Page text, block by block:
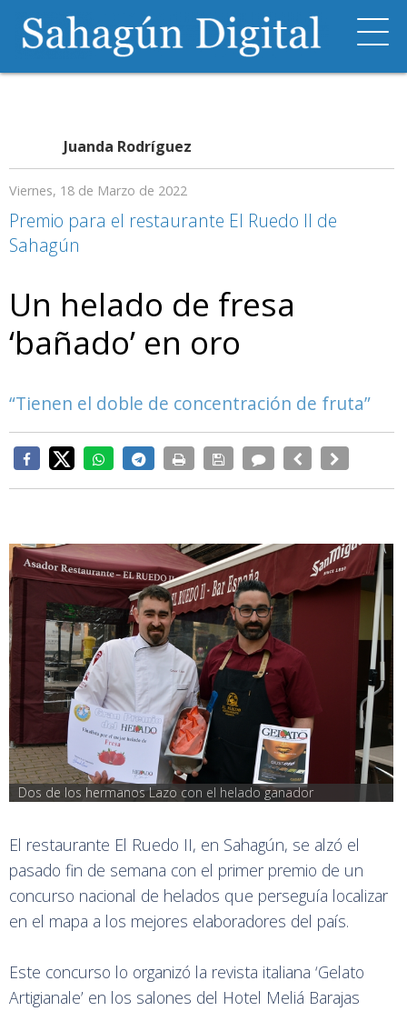
Juanda Rodríguez
Viernes, 18 de Marzo de 2022
Premio para el restaurante El Ruedo II de
Sahagún
Un helado de fresa
‘bañado’ en oro
“Tienen el doble de concentración de fruta”
Dos de los hermanos Lazo con el helado ganador
El restaurante El Ruedo II, en Sahagún, se alzó el
pasado fin de semana con el primer premio de un
concurso nacional de helados que perseguía localizar
en el mapa a los mejores elaboradores del país.
Este concurso lo organizó la revista italiana ‘Gelato
Artigianale’ en los salones del Hotel Meliá Barajas